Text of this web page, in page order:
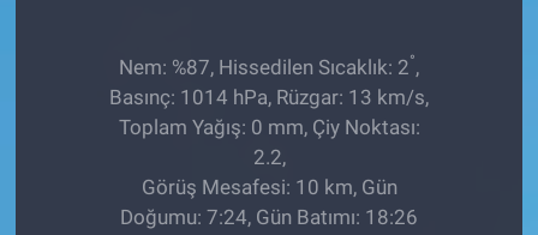
Nem: %87, Hissedilen Sıcaklık: 2°,
Basınç: 1014 hPa, Rüzgar: 13 km/s,
Toplam Yağış: 0 mm, Çiy Noktası:
2.2,
Görüş Mesafesi: 10 km, Gün
Doğumu: 7:24, Gün Batımı: 18:26